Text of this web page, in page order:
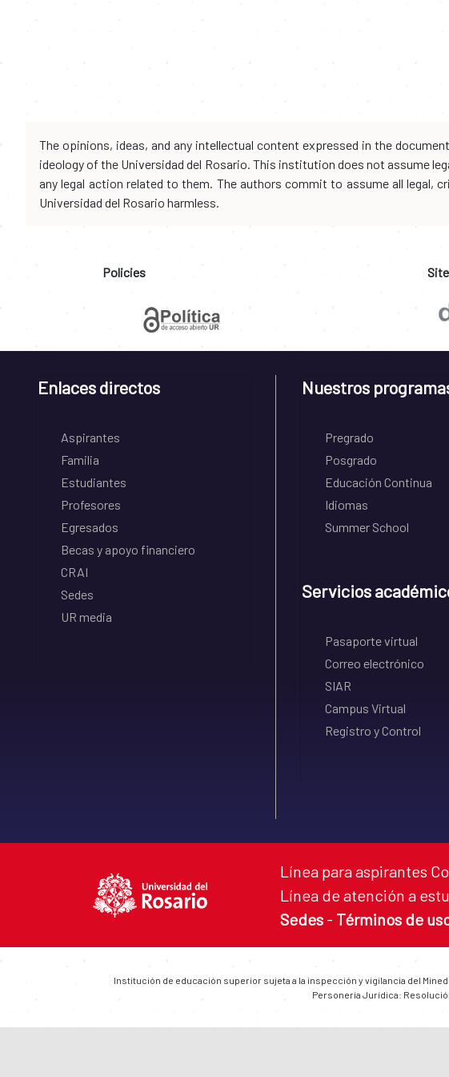
The opinions, ideas, and any intellectual content expressed in the
ideology of the Universidad del Rosario. This institution does not assume
any legal action related to them. The authors commit to assume all legal,
Universidad del Rosario harmless.
Policies
Enlaces directos
Aspirantes
Familia
Estudiantes
Profesores
Egresados
Becas y apoyo financiero
CRAI
Sedes
UR media
Nuestros
Pregrado
Posgrado
Educación Continua
Idiomas
Summer School
Servicios
Pasaporte virtual
Correo electrónico
SIAR
Campus Virtual
Registro y Control
Línea para aspirantes
Línea de atención a
Sedes - Términos de
Institución de educación superior sujeta a la inspección y vigilancia del
Personería Jurídica: